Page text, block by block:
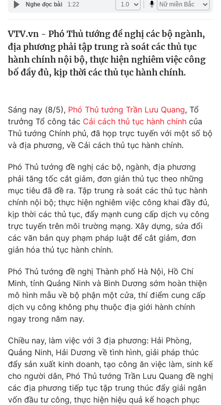
Thế giới
Tin tức
Câu chuyện quốc tế
Kinh tế
Thị trường
Góc doanh nghiệp
Dữ liệu và đời sống
Truyền hình
Hậu trường
Nhân vật
Khán giả
Giải sao mai
Giải trí
Điện ảnh
Âm nhạc
Sao
Đời sống
Du lịch
Làm đẹp
Chất lượng cuộc sống
Giáo dục
Tuyển sinh
Công nghệ
Hitech Công nghệ tương lai
Sản phẩm
Thị trường
Giao lưu trực tuyến
Lịch phát sóng
Chuyên mục khác
Emagazine Podcast
Photo Infographic
Giáo dục
Nghe đọc bài 1:22
VTV.vn - Phó Thủ tướng đề nghị các bộ ngành,
địa phương phải tập trung rà soát các thủ tục
hành chính nội bộ, thực hiện nghiêm việc công
bố đầy đủ, kịp thời các thủ tục hành chính.
Sáng nay (8/5), Phó Thủ tướng Trần Lưu Quang, Tổ
trưởng Tổ công tác Cải cách thủ tục hành chính của
Thủ tướng Chính phủ, đã họp trực tuyến với một số bộ
và địa phương, về Cải cách thủ tục hành chính.
Phó Thủ tướng đề nghị các bộ, ngành, địa phương
phải tăng tốc cắt giảm, đơn giản thủ tục theo những
mục tiêu đã đề ra. Tập trung rà soát các thủ tục hành
chính nội bộ; thực hiện nghiêm việc công khai đầy đủ,
kịp thời các thủ tục, đẩy mạnh cung cấp dịch vụ công
trực tuyến trên môi trường mạng. Xây dựng, sửa đổi
các văn bản quy phạm pháp luật để cắt giảm, đơn
giản hóa thủ tục hành chính.
Phó Thủ tướng đề nghị Thành phố Hà Nội, Hồ Chí
Minh, tỉnh Quảng Ninh và Bình Dương sớm hoàn thiện
mô hình mẫu về bộ phận một cửa, thí điểm cung cấp
dịch vụ công không phụ thuộc địa giới hành chính
ngay trong năm nay.
Chiều nay, làm việc với 3 địa phương: Hải Phòng,
Quảng Ninh, Hải Dương về tình hình, giải pháp thúc
đẩy sản xuất kinh doanh, tạo công ăn việc làm, sinh kế
cho người dân, Phó Thủ tướng Trần Lưu Quang đề nghị
các địa phương tiếp tục tập trung thúc đẩy giải ngân
vốn đầu tư công, thực hiện hiệu quả kế hoạch phục